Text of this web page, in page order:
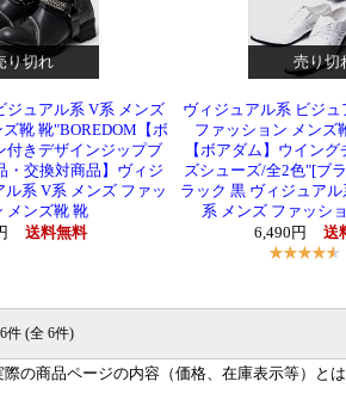
り切れ 売り切
ジュアル系 V系 メンズ
靴 靴"BOREDOM【ボ
付きデザインジップブ
・交換対商品】ヴィジ
系 V系 メンズ ファッ
メンズ靴 靴
送料無料
ヴィジュアル系 ビジ
ファッション メンズ
【ボアダム】ウイン
ズシューズ/全2色"[ブ
ラック 黒 ヴィジュア
系 メンズ ファッシ
6,490円
送
件 (全 6件)
の商品ページの内容（価格、在庫表示等）と